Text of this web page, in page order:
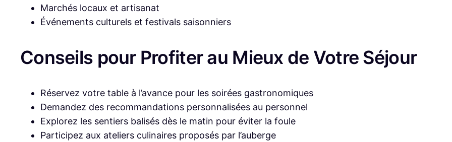
Marchés locaux et artisanat
Événements culturels et festivals saisonniers
Conseils pour Profiter au Mieux de Votre Séjour
Réservez votre table à l’avance pour les soirées gastronomiques
Demandez des recommandations personnalisées au personnel
Explorez les sentiers balisés dès le matin pour éviter la foule
Participez aux ateliers culinaires proposés par l’auberge